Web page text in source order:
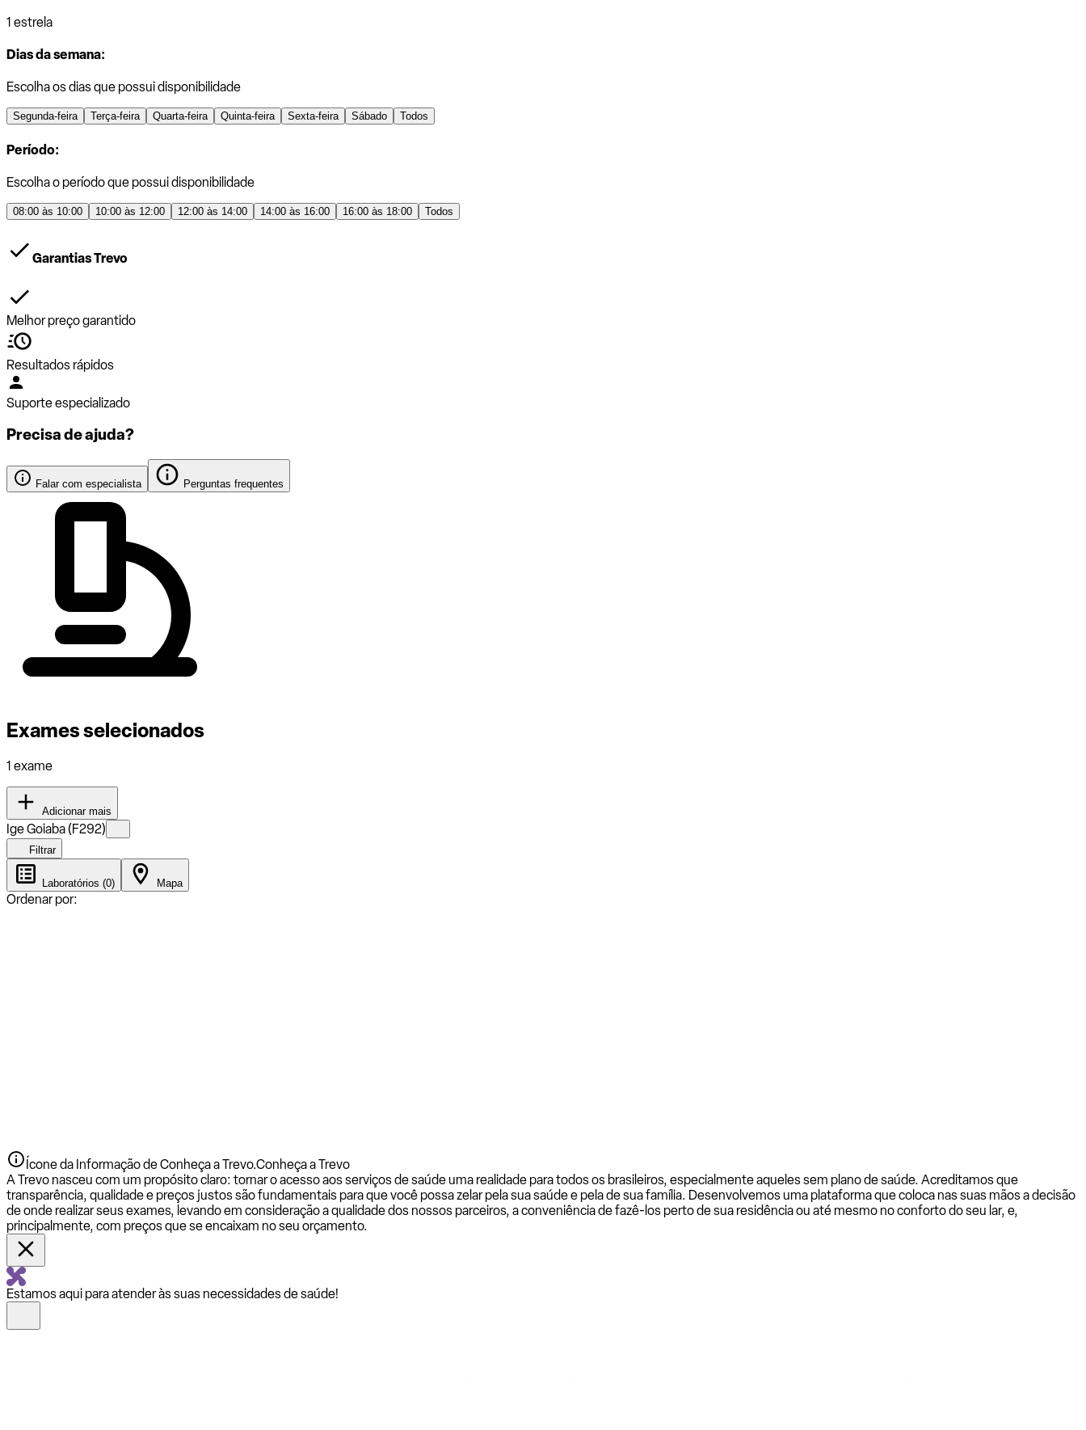
1 estrela
Dias da semana:
Escolha os dias que possui disponibilidade
Segunda-feira Terça-feira Quarta-feira Quinta-feira Sexta-feira Sábado Todos
Período:
Escolha o período que possui disponibilidade
08:00 às 10:00 10:00 às 12:00 12:00 às 14:00 14:00 às 16:00 16:00 às 18:00 Todos
Garantias Trevo
Melhor preço garantido
Resultados rápidos
Suporte especializado
Precisa de ajuda?
Falar com especialista Perguntas frequentes
Exames selecionados
1 exame
Adicionar mais
Ige Goiaba (F292)
Filtrar
Laboratórios (0) Mapa
Ordenar por:
Ícone da Informação de Conheça a Trevo.Conheça a Trevo
A Trevo nasceu com um propósito claro: tornar o acesso aos serviços de saúde uma realidade para todos os brasileiros, especialmente aqueles sem plano de saúde. Acreditamos que
transparência, qualidade e preços justos são fundamentais para que você possa zelar pela sua saúde e pela de sua família. Desenvolvemos uma plataforma que coloca nas suas mãos a decisão
de onde realizar seus exames, levando em consideração a qualidade dos nossos parceiros, a conveniência de fazê-los perto de sua residência ou até mesmo no conforto do seu lar, e,
principalmente, com preços que se encaixam no seu orçamento.
Estamos aqui para atender às suas necessidades de saúde!